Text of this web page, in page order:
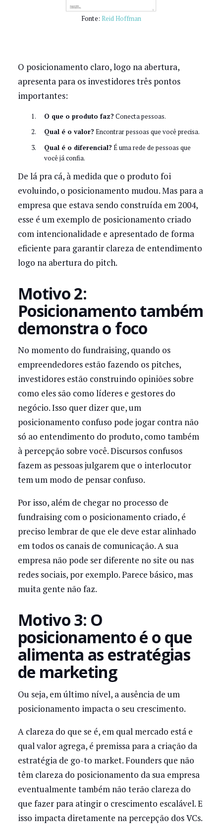
Fonte: Reid Hoffman
O posicionamento claro, logo na abertura,
apresenta para os investidores três pontos
importantes:
O que o produto faz? Conecta pessoas.
Qual é o valor? Encontrar pessoas que você precisa.
Qual é o diferencial? É uma rede de pessoas que
você já confia.
De lá pra cá, à medida que o produto foi
evoluindo, o posicionamento mudou. Mas para a
empresa que estava sendo construída em 2004,
esse é um exemplo de posicionamento criado
com intencionalidade e apresentado de forma
eficiente para garantir clareza de entendimento
logo na abertura do pitch.
Motivo 2:
Posicionamento também
demonstra o foco
No momento do fundraising, quando os
empreendedores estão fazendo os pitches,
investidores estão construindo opiniões sobre
como eles são como líderes e gestores do
negócio. Isso quer dizer que, um
posicionamento confuso pode jogar contra não
só ao entendimento do produto, como também
à percepção sobre você. Discursos confusos
fazem as pessoas julgarem que o interlocutor
tem um modo de pensar confuso.
Por isso, além de chegar no processo de
fundraising com o posicionamento criado, é
preciso lembrar de que ele deve estar alinhado
em todos os canais de comunicação. A sua
empresa não pode ser diferente no site ou nas
redes sociais, por exemplo. Parece básico, mas
muita gente não faz.
Motivo 3: O
posicionamento é o que
alimenta as estratégias
de marketing
Ou seja, em último nível, a ausência de um
posicionamento impacta o seu crescimento.
A clareza do que se é, em qual mercado está e
qual valor agrega, é premissa para a criação da
estratégia de go-to market. Founders que não
têm clareza do posicionamento da sua empresa
eventualmente também não terão clareza do
que fazer para atingir o crescimento escalável. E
isso impacta diretamente na percepção dos VCs.